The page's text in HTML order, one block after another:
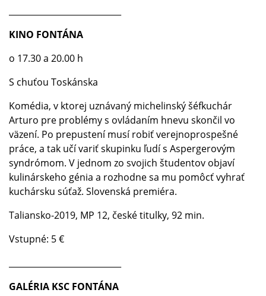
KINO FONTÁNA
o 17.30 a 20.00 h
S chuťou Toskánska
Komédia, v ktorej uznávaný michelinský šéfkuchár
Arturo pre problémy s ovládaním hnevu skončil vo
väzení. Po prepustení musí robiť verejnoprospešné
práce, a tak učí variť skupinku ľudí s Aspergerovým
syndrómom. V jednom zo svojich študentov objaví
kulinárskeho génia a rozhodne sa mu pomôcť vyhrať
kuchársku súťaž. Slovenská premiéra.
Taliansko-2019, MP 12, české titulky, 92 min.
Vstupné: 5 €
GALÉRIA KSC FONTÁNA